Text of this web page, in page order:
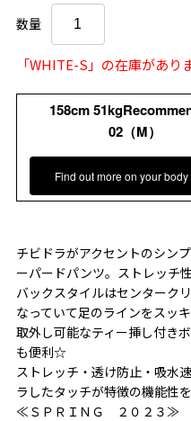
数量
「WHITE-S」の在庫があり
158cm
02（M）
Find out more on your body
チビドラがアクセントのシン
ーパードパンツ。ストレッチ
バックスタイルはセンターク
なっていて足のラインをスッ
取外し可能なティー挿し付き
も便利☆
ストレッチ・透け防止・吸水
ラしたタッチが特徴の機能性
≪ＳＰＲＩＮＧ ２０２３≫